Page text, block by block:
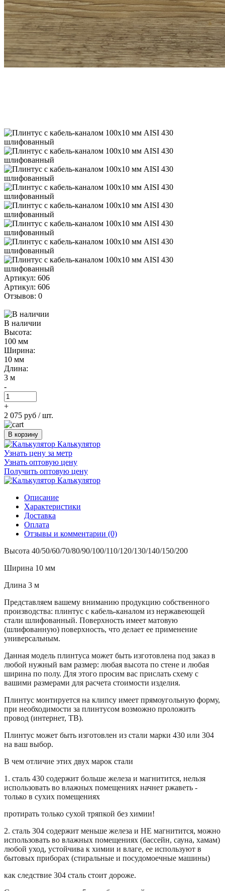
Артикул: 606
Артикул: 606
Отзывов: 0
В наличии
Высота:
100 мм
Ширина:
10 мм
Длина:
3 м
-
+
2 075 руб / шт.
В корзину
Калькулятор
Узнать цену за метр
Узнать оптовую цену
Получить оптовую цену
Калькулятор
Описание
Характеристики
Доставка
Оплата
Отзывы и комментарии (0)
Высота 40/50/60/70/80/90/100/110/120/130/140/150/200
Ширина 10 мм
Длина 3 м
Представляем вашему вниманию продукцию собственного
производства: плинтус с кабель-каналом из нержавеющей
стали шлифованный. Поверхность имеет матовую
(шлифованную) поверхность, что делает ее применение
универсальным.
Данная модель плинтуса может быть изготовлена под заказ в
любой нужный вам размер: любая высота по стене и любая
ширина по полу. Для этого просим вас прислать схему с
вашими размерами для расчета стоимости изделия.
Плинтус монтируется на клипсу имеет прямоугольную форму,
при необходимости за плинтусом возможно проложить
провод (интернет, ТВ).
Плинтус может быть изготовлен из стали марки 430 или 304
на ваш выбор.
В чем отличие этих двух марок стали
1. сталь 430 содержит больше железа и магнитится, нельзя
использовать во влажных помещениях начнет ржаветь -
только в сухих помещениях
протирать только сухой тряпкой без химии!
2. сталь 304 содержит меньше железа и НЕ магнитится, можно
использовать во влажных помещениях (бассейн, сауна, хамам)
любой уход, устойчива к химии и влаге, ее используют в
бытовых приборах (стиральные и посудомоечные машины)
как следствие 304 сталь стоит дороже.